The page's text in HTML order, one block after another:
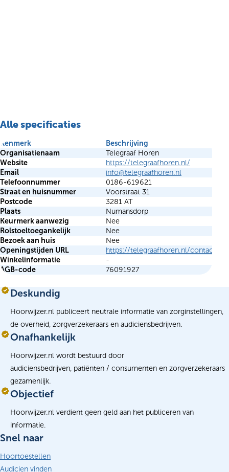
Alle specificaties
Kenmerk
Beschrijving
Organisatienaam
Telegraaf Horen
Website
https://telegraafhoren.nl/
Email
info@telegraafhoren.nl
Telefoonnummer
0186-619621
Straat en huisnummer
Voorstraat 31
Postcode
3281 AT
Plaats
Numansdorp
Keurmerk aanwezig
Nee
Rolstoeltoegankelijk
Nee
Bezoek aan huis
Nee
Openingstijden URL
https://telegraafhoren.nl/contact/
Winkelinformatie
-
AGB-code
76091927
Deskundig
Hoorwijzer.nl publiceert neutrale informatie van zorginstellingen,
de overheid, zorgverzekeraars en audiciensbedrijven.
Onafhankelijk
Hoorwijzer.nl wordt bestuurd door
audiciensbedrijven, patiënten / consumenten en zorgverzekeraars
gezamenlijk.
Objectief
Hoorwijzer.nl verdient geen geld aan het publiceren van
informatie.
Snel naar
Hoortoestellen
Audicien vinden